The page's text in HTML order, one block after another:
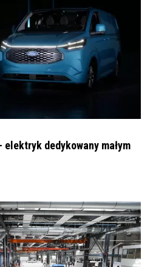
dedykowany małym